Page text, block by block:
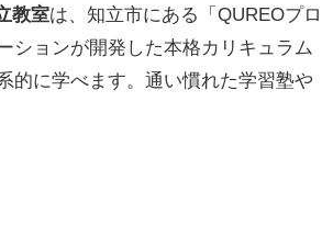
教室は、知立市にある「QUREOプロ
ションが開発した本格カリキュラム
的に学べます。通い慣れた学習塾や